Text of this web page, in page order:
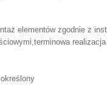
elementów zgodnie z